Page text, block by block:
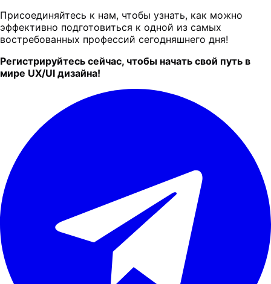
Присоединяйтесь к нам, чтобы узнать, как можно
эффективно подготовиться к одной из самых
востребованных профессий сегодняшнего дня!
Регистрируйтесь сейчас, чтобы начать свой путь в
мире UX/UI дизайна!